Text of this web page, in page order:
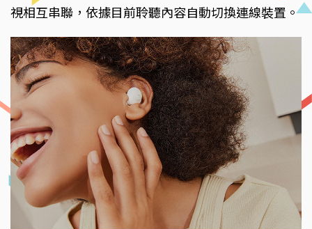
視相互串聯，依據目前聆聽內容自動切換連線裝置。